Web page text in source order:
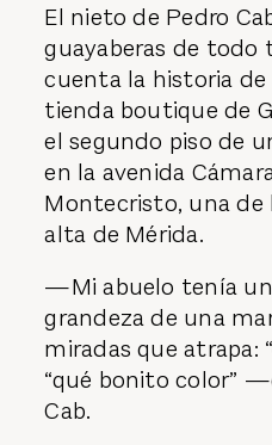
El nieto de Pedro
guayaberas de todo
cuenta la historia de
tienda boutique de
el segundo piso de
en la avenida
Montecristo, una de
alta de Mérida.
—Mi abuelo tenía un
grandeza de una
miradas que atrapa:
“qué bonito color”
Cab.